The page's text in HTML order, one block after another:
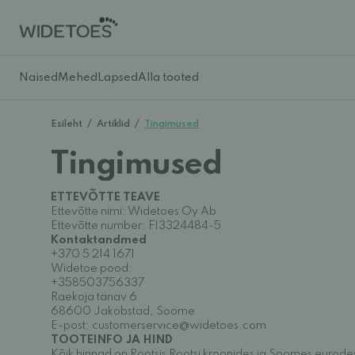
Naised Mehed Lapsed Alla tooted
Esileht / Artiklid / Tingimused
Tingimused
ETTEVÕTTE TEAVE
Ettevõtte nimi: Widetoes Oy Ab
Ettevõtte number: FI3324484-5
Kontaktandmed
+370 5 214 1671
Widetoe pood:
+358503756337
Raekoja tänav 6
68600 Jakobstad, Soome
E-post: customerservice@widetoes.com
TOOTEINFO JA HIND